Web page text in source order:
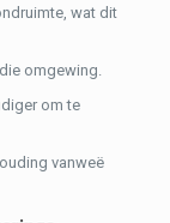
wat dit
omgewing.
om te
vanweë